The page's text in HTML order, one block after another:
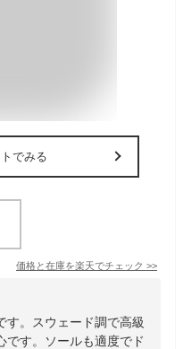
でみる
価格と在庫を楽天でチェック >>
す。スウェード調で高級
です。ソールも適度でド